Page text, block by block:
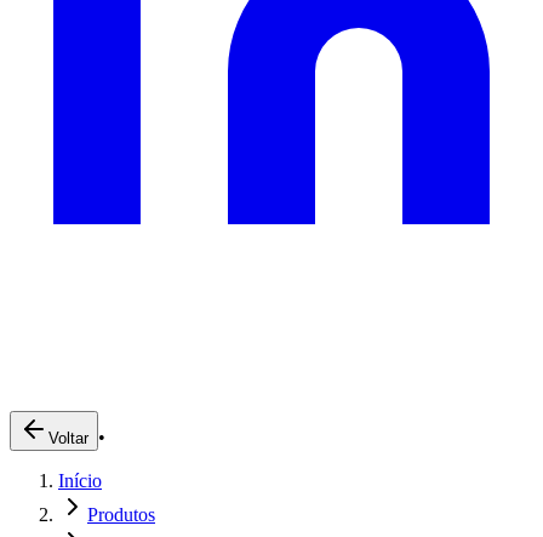
Pedidos Online
Trabalhe Conosco
Voltar •
Início
Produtos